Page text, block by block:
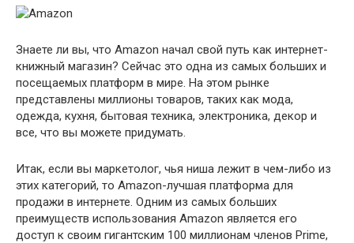
Знаете ли вы, что Amazon начал свой путь как интернет-
книжный магазин? Сейчас это одна из самых больших и
посещаемых платформ в мире. На этом рынке
представлены миллионы товаров, таких как мода,
одежда, кухня, бытовая техника, электроника, декор и
все, что вы можете придумать.
Итак, если вы маркетолог, чья ниша лежит в чем-либо из
этих категорий, то Amazon-лучшая платформа для
продажи в интернете. Одним из самых больших
преимуществ использования Amazon является его
доступ к своим гигантским 100 миллионам членов Prime,